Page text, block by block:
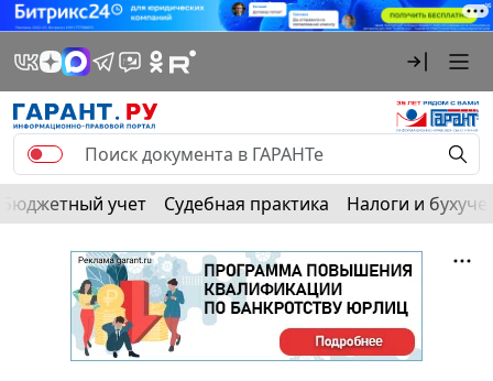
Бюджетный учет Судебная практика Налоги и